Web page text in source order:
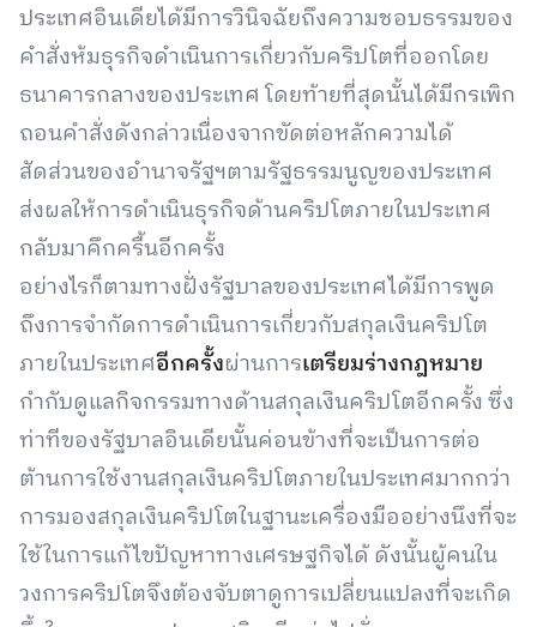
ประเทศอินเดียได้มีการวินิจฉัยถึงความชอบธรรมของ
คำสั่งห้มธุรกิจดำเนินการเกี่ยวกับคริปโตที่ออกโดย
ธนาคารกลางของประเทศ โดยท้ายที่สุดนั้นได้มีกรเพิก
ถอนคำสั่งดังกล่าวเนื่องจากขัดต่อหลักความได้
สัดส่วนของอำนาจรัฐฯตามรัฐธรรมนูญของประเทศ
ส่งผลให้การดำเนินธุรกิจด้านคริปโตภายในประเทศ
กลับมาคึกครื้นอีกครั้ง
อย่างไรก็ตามทางฝั่งรัฐบาลของประเทศได้มีการพูด
ถึงการจำกัดการดำเนินการเกี่ยวกับสกุลเงินคริปโต
ภายในประเทศอีกครั้งผ่านการเตรียมร่างกฎหมาย
กำกับดูแลกิจกรรมทางด้านสกุลเงินคริปโตอีกครั้ง ซึ่ง
ท่าทีของรัฐบาลอินเดียนั้นค่อนข้างที่จะเป็นการต่อ
ต้านการใช้งานสกุลเงินคริปโตภายในประเทศมากกว่า
การมองสกุลเงินคริปโตในฐานะเครื่องมืออย่างนึงที่จะ
ใช้ในการแก้ไขปัญหาทางเศรษฐกิจได้ ดังนั้นผู้คนใน
วงการคริปโตจึงต้องจับตาดูการเปลี่ยนแปลงที่จะเกิด